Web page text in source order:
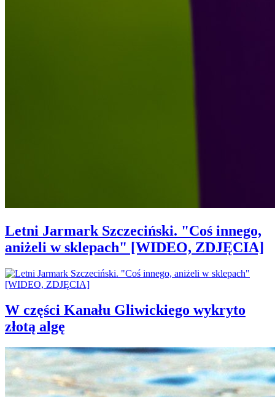
Letni Jarmark Szczeciński. "Coś innego,
aniżeli w sklepach" [WIDEO, ZDJĘCIA]
W części Kanału Gliwickiego wykryto
złotą algę